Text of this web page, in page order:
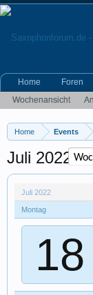
Home Events
Juli 2022
Juli 2022
Montag
18
Home Foren
Wochenansicht